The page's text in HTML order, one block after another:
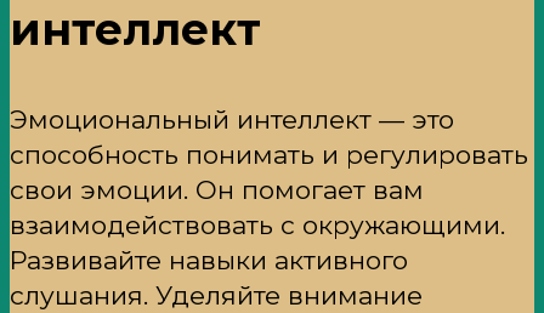
интеллект
Эмоциональный интеллект — это
способность понимать и регулировать
свои эмоции. Он помогает вам
взаимодействовать с окружающими.
Развивайте навыки активного
слушания. Уделяйте внимание